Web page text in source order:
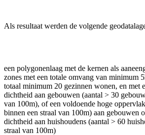
Als resultaat werden de volgende
een polygonenlaag met de kernen als
zones met een totale omvang van minimum
totaal minimum 20 gezinnen wonen, en met
dichtheid aan gebouwen (aantal > 30
van 100m), of een voldoende hoge
binnen een straal van 100m) aan gebouwen
dichtheid aan huishoudens (aantal > 60
straal van 100m)